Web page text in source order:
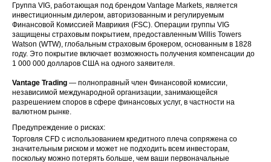
Группа VIG, работающая под брендом Vantage Markets, является
инвестиционным дилером, авторизованным и регулируемым
Финансовой Комиссией Маврикия (FSC). Операции группы VIG
защищены страховым покрытием, предоставленным Willis Towers
Watson (WTW), глобальным страховым брокером, основанным в 1828
году. Это покрытие включает возможность получения компенсации до
1 000 000 долларов США на одного заявителя.
Vantage Trading — полноправный член Финансовой комиссии,
независимой международной организации, занимающейся
разрешением споров в сфере финансовых услуг, в частности на
валютном рынке.
Предупреждение о рисках:
Торговля CFD с использованием кредитного плеча сопряжена со
значительным риском и может не подходить всем инвесторам,
поскольку можно потерять больше, чем ваши первоначальные